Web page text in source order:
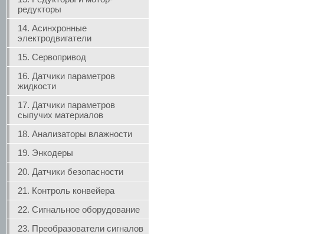
редукторы
14. Асинхронные
электродвигатели
15. Сервопривод
16. Датчики параметров
жидкости
17. Датчики параметров
сыпучих материалов
18. Анализаторы влажности
19. Энкодеры
20. Датчики безопасности
21. Контроль конвейера
22. Сигнальное оборудование
23. Преобразователи сигналов